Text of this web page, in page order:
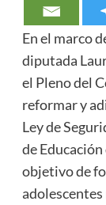
En el marco
diputada
el Pleno del
reformar y
Ley de
de Educación
objetivo de